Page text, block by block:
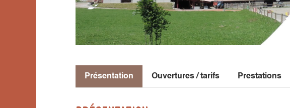
Présentation Ouvertures / tarifs Prestations